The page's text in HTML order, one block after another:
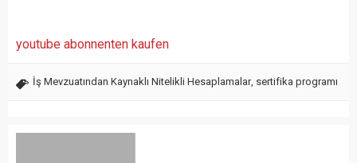
youtube abonnenten kaufen
İş Mevzuatından Kaynaklı Nitelikli Hesaplamalar, sertifika programı